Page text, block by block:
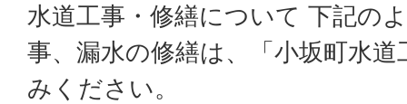
水道工事・修繕について 下記の
事、漏水の修繕は、「小坂町水
みください。